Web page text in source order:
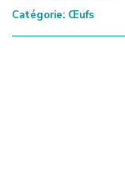
Catégorie: Œufs